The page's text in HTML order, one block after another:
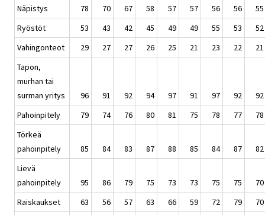
Näpistys
78 70 67 58 57 57 56 56
55
Ryöstöt
53 43 42 45 49 49 55 53
52
Vahingonteot
29 27 27 26 25 21 23 22
21
Tapon,
murhan tai
surman yritys
96 91 92 94 97 91 97 92
92
Pahoinpitely
79 74 76 80 81 75 78 77
78
Törkeä
pahoinpitely
85 84 83 87 88 85 84 87
82
Lievä
pahoinpitely
95 86 79 75 73 73 75 75
70
Raiskaukset
63 56 57 63 66 59 72 79
70